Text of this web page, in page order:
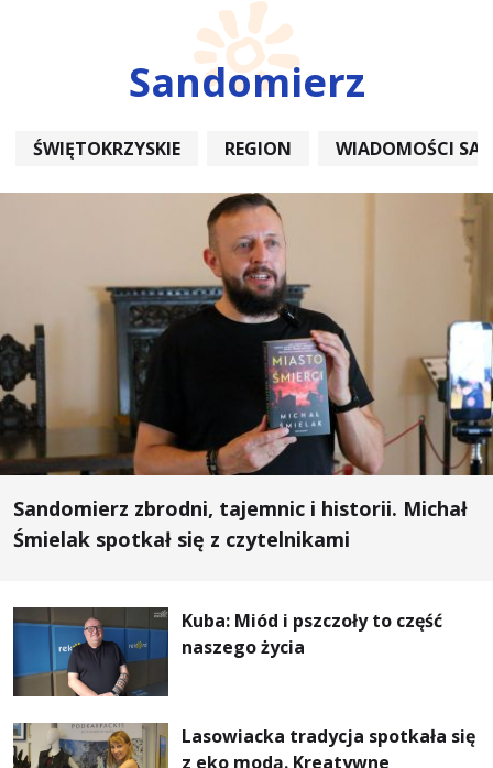
Sandomierz
ŚWIĘTOKRZYSKIE REGION WIADOMOŚCI
Sandomierz zbrodni, tajemnic i historii. Michał
Śmielak spotkał się z czytelnikami
Kuba: Miód i pszczoły to część
naszego życia
Lasowiacka tradycja spotkała się
z eko modą. Kreatywne